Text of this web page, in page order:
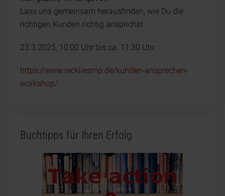
Lass uns gemeinsam herausfinden, wie Du die
richtigen Kunden richtig ansprichst
23.3.2025, 10:00 Uhr bis ca. 11:30 Uhr
https://www.reckliesmp.de/kunden-ansprechen-
workshop/
Buchtipps für Ihren Erfolg